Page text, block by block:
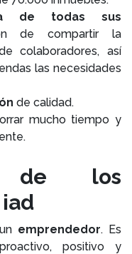
de todas sus
de compartir la
colaboradores, así
las necesidades
de calidad.
mucho tiempo y
de los
emprendedor. Es
positivo y